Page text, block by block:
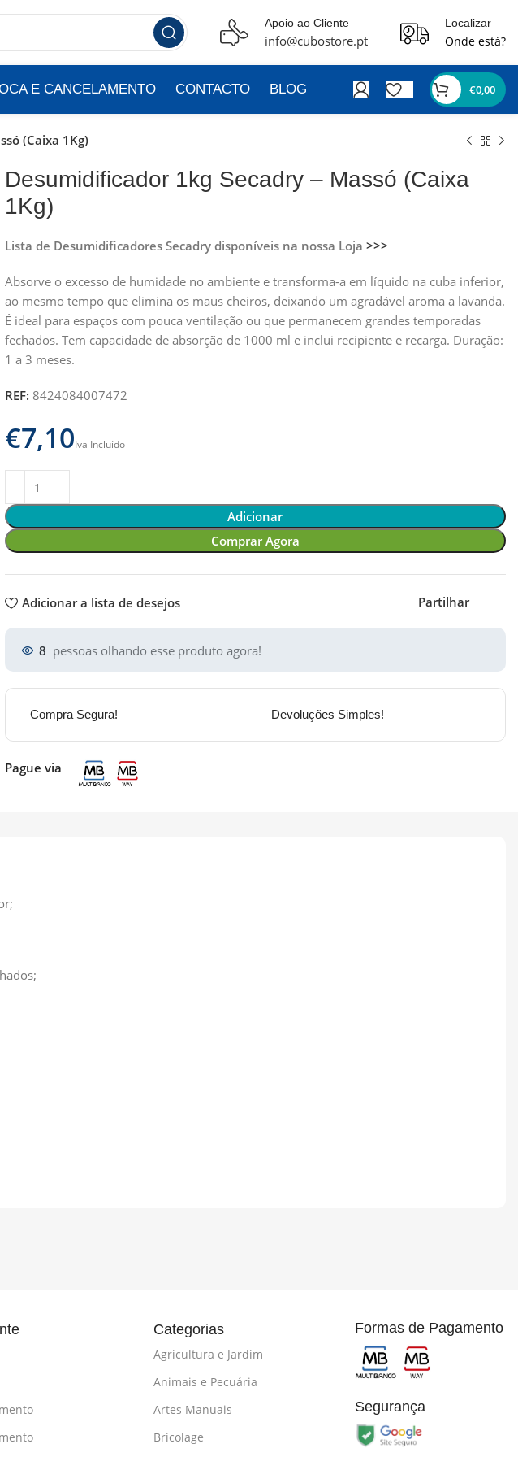
Apoio ao Cliente
info@cubostore.pt
Localizar
Onde está?
E CANCELAMENTO CONTACTO BLOG €0,00
(Caixa 1Kg)
Desumidificador 1kg Secadry – Massó (Caixa
1Kg)
Lista de Desumidificadores Secadry disponíveis na nossa Loja >>>
Absorve o excesso de humidade no ambiente e transforma-a em líquido na cuba inferior,
ao mesmo tempo que elimina os maus cheiros, deixando um agradável aroma a lavanda.
É ideal para espaços com pouca ventilação ou que permanecem grandes temporadas
fechados. Tem capacidade de absorção de 1000 ml e inclui recipiente e recarga. Duração:
1 a 3 meses.
REF: 8424084007472
€
Adicionar
Comprar Agora
Adicionar a lista de desejos Partilhar
8 pessoas olhando esse produto agora!
Compra Segura! Devoluções Simples!
Pague via
Categorias
Agricultura e Jardim
Animais e Pecuária
Artes Manuais
Bricolage
Formas de Pagamento
Segurança